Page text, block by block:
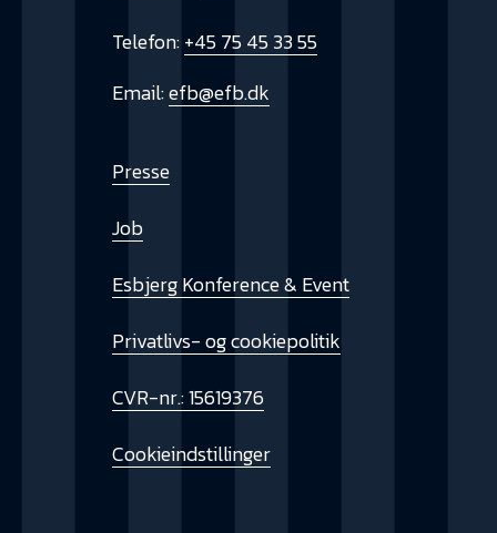
Telefon:+45 75 45 33 55
Email:efb@efb.dk
Presse
Job
Esbjerg Konference & Event
Privatlivs- og cookiepolitik
CVR-nr.: 15619376
Cookieindstillinger